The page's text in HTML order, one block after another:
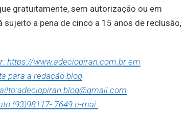
gratuitamente, sem autorização ou em
a pena de cinco a 15 anos de reclusão,
https://www.adeciopiran.com.br em
para a redação blog
(93)98117- 7649 e-mai: